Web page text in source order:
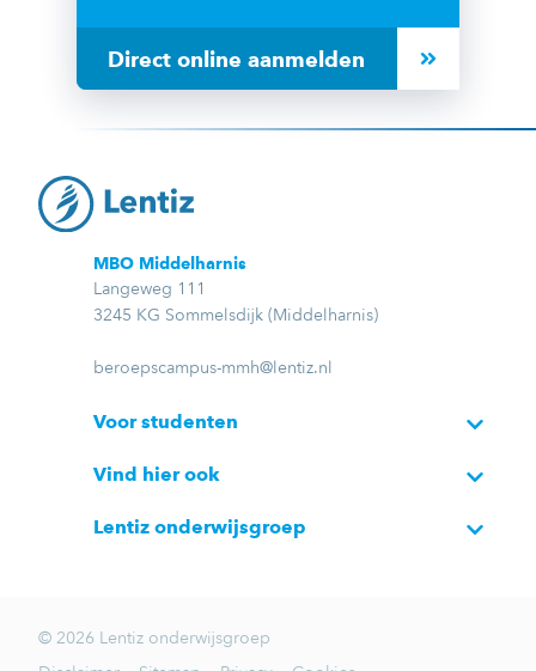
Direct online aanmelden
MBO Middelharnis
Langeweg 111
3245 KG Sommelsdijk (Middelharnis)
beroepscampus-mmh@lentiz.nl
Voor studenten
Vind hier ook
Lentiz onderwijsgroep
© 2026 Lentiz onderwijsgroep